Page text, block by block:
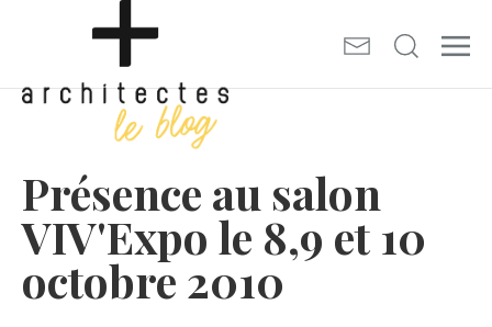
Présence au salon
VIV'Expo le 8,9 et 10
octobre 2010